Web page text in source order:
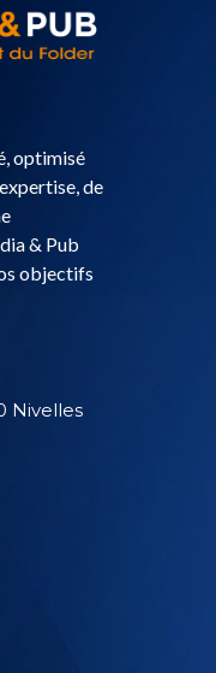
optimisé
de
& Pub
objectifs
Nivelles